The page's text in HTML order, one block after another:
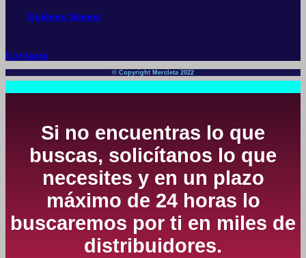
Quiénes Somos
Contacto
© Copyright Mercleta 2022
Si no encuentras lo que
buscas, solicítanos lo que
necesites y en un plazo
máximo de 24 horas lo
buscaremos por ti en miles de
distribuidores.